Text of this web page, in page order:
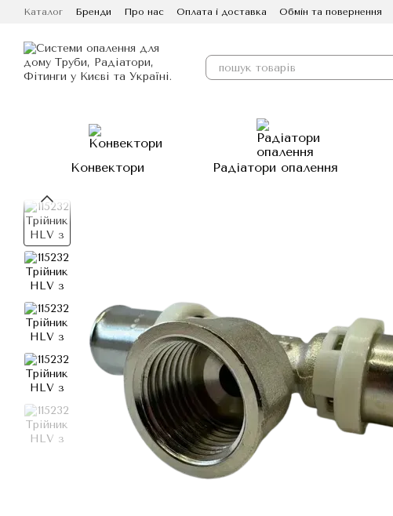
Перейти до основного контенту
Каталог Бренди Про нас Оплата і доставка Обмін та повернення
Конвектори Радіатори опалення